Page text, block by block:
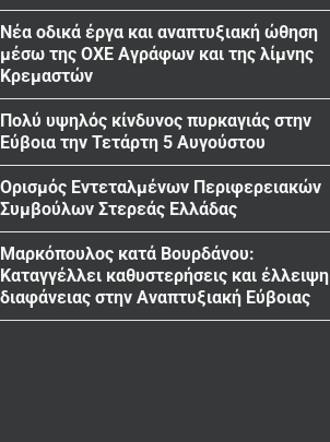
Νέα οδικά έργα και αναπτυξιακή ώθηση
μέσω της ΟΧΕ Αγράφων και της λίμνης
Κρεμαστών
Πολύ υψηλός κίνδυνος πυρκαγιάς στην
Εύβοια την Τετάρτη 5 Αυγούστου
Ορισμός Εντεταλμένων Περιφερειακών
Συμβούλων Στερεάς Ελλάδας
Μαρκόπουλος κατά Βουρδάνου:
Καταγγέλλει καθυστερήσεις και έλλειψη
διαφάνειας στην Αναπτυξιακή Εύβοιας